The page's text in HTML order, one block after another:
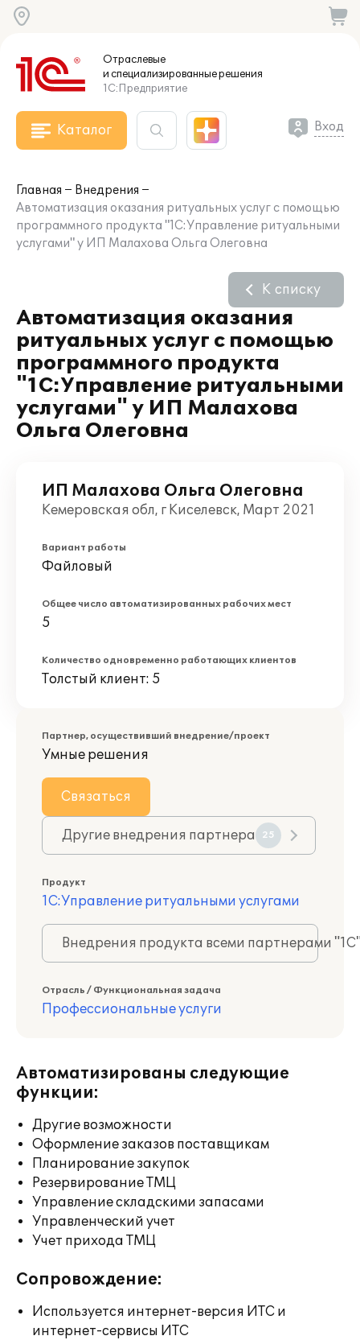
Отраслевые
и специализированныерешения
1С:Предприятие
Каталог Вход
Главная
Внедрения
Автоматизация оказания ритуальных услуг с помощью
программного продукта "1С:Управление ритуальными
услугами" у ИП Малахова Ольга Олеговна
Автоматизация оказания
ритуальных услуг с помощью
программного продукта
"1С:Управление ритуальными
услугами" у ИП Малахова
Ольга Олеговна
К списку
ИП Малахова Ольга Олеговна
Кемеровская обл, г Киселевск, Март 2021
Вариант работы
Файловый
Общее число автоматизированных рабочих мест
5
Количество одновременно работающих клиентов
Толстый клиент: 5
Партнер, осуществивший внедрение/проект
Умные решения
Связаться
Другие внедрения партнера 25
Продукт
1С:Управление ритуальными услугами
Внедрения продукта всеми партнерами
Отрасль / Функциональная задача
Профессиональные услуги
Автоматизированы следующие
функции:
Другие возможности
Оформление заказов поставщикам
Планирование закупок
Резервирование ТМЦ
Управление складскими запасами
Управленческий учет
Учет прихода ТМЦ
Сопровождение:
Используется интернет-версия ИТС и
интернет-сервисы ИТС